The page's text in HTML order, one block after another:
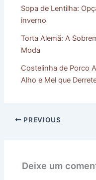
Sopa de Lentilha:
inverno
Torta Alemã: A
Moda
Costelinha de Porco
Alho e Mel que
PREVIOUS
Deixe um